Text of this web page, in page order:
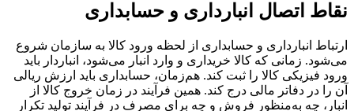
نقاط اتصال انبارداری و حسابداری
ارتباط انبارداری و حسابداری از لحظه ورود کالا به سازمان شروع
می‌شود. زمانی که کالا خریداری و وارد انبار می‌شود، انباردار باید
ورود فیزیکی کالا را ثبت کند. هم‌زمان، حسابداری باید ارزش ریالی
آن را در دفاتر مالی درج کند. همین فرآیند در زمان خروج کالا از
انبار، چه به‌منظور فروش و چه برای مصرف در فرآیند تولید تکرار